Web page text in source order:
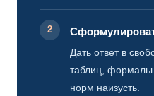
2
Дать ответ в
таблиц,
норм наизусть.